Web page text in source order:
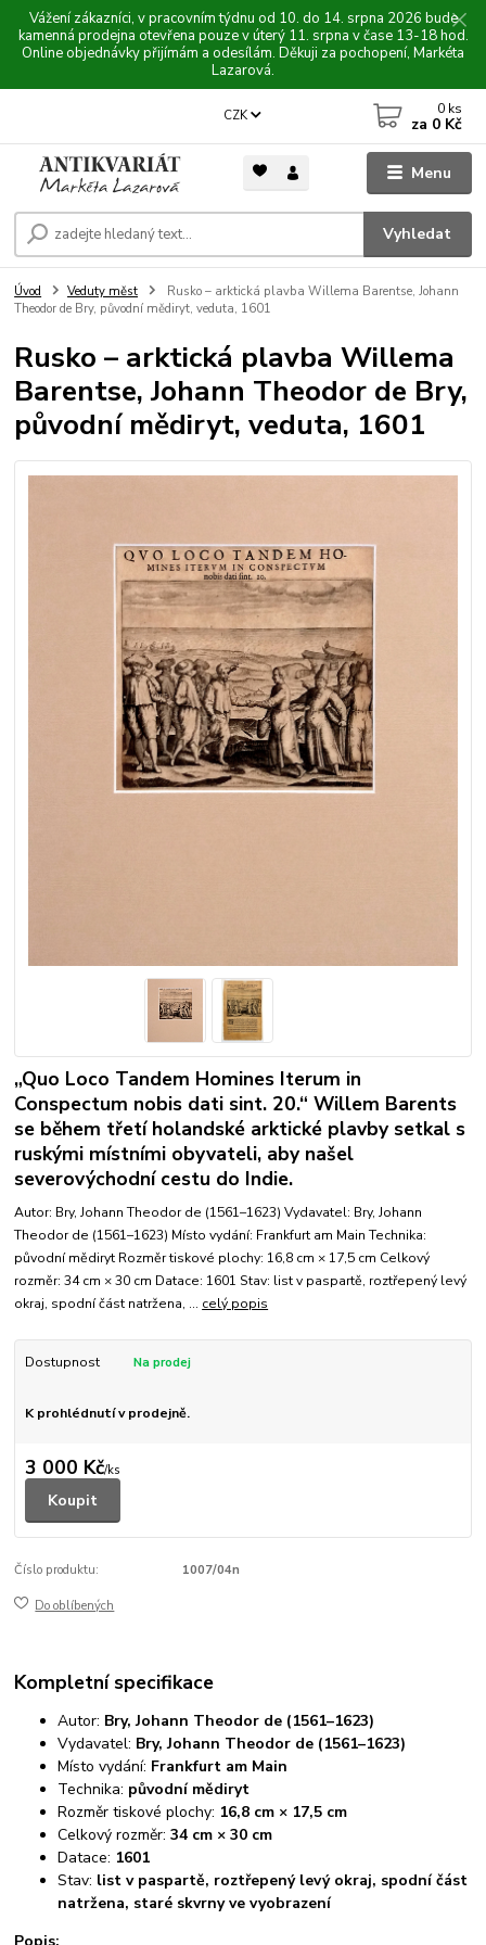
Vážení zákazníci, v pracovním týdnu od 10. do 14. srpna 2026 bude
kamenná prodejna otevřena pouze v úterý 11. srpna v čase 13-18 hod.
Online objednávky přijímám a odesílám. Děkuji za pochopení, Markéta
Lazarová.
Menu
CZK
Vyhledat
0 ks
za 0 Kč
Úvod Veduty měst
Rusko – arktická plavba Willema Barentse, Johann
Theodor de Bry, původní mědiryt, veduta, 1601
Rusko – arktická plavba Willema
Barentse, Johann Theodor de Bry,
původní mědiryt, veduta, 1601
„Quo Loco Tandem Homines Iterum in
Conspectum nobis dati sint. 20.“ Willem Barents
se během třetí holandské arktické plavby setkal s
ruskými místními obyvateli, aby našel
severovýchodní cestu do Indie.
Autor: Bry, Johann Theodor de (1561–1623) Vydavatel: Bry, Johann
Theodor de (1561–1623) Místo vydání: Frankfurt am Main Technika:
původní mědiryt Rozměr tiskové plochy: 16,8 cm × 17,5 cm Celkový
rozměr: 34 cm × 30 cm Datace: 1601 Stav: list v paspartě, roztřepený levý
okraj, spodní část natržena, ... celý popis
Dostupnost
K prohlédnutí v prodejně.
3 000 Kč/ks
Koupit
Číslo produktu: 1007/04n
Do oblíbených
Kompletní specifikace
Autor: Bry, Johann Theodor de (1561–1623)
Vydavatel: Bry, Johann Theodor de (1561–1623)
Místo vydání: Frankfurt am Main
Technika: původní mědiryt
Rozměr tiskové plochy: 16,8 cm × 17,5 cm
Celkový rozměr:34 cm × 30 cm
Datace: 1601
Stav: list v paspartě, roztřepený levý okraj, spodní část
natržena, staré skvrny ve vyobrazení